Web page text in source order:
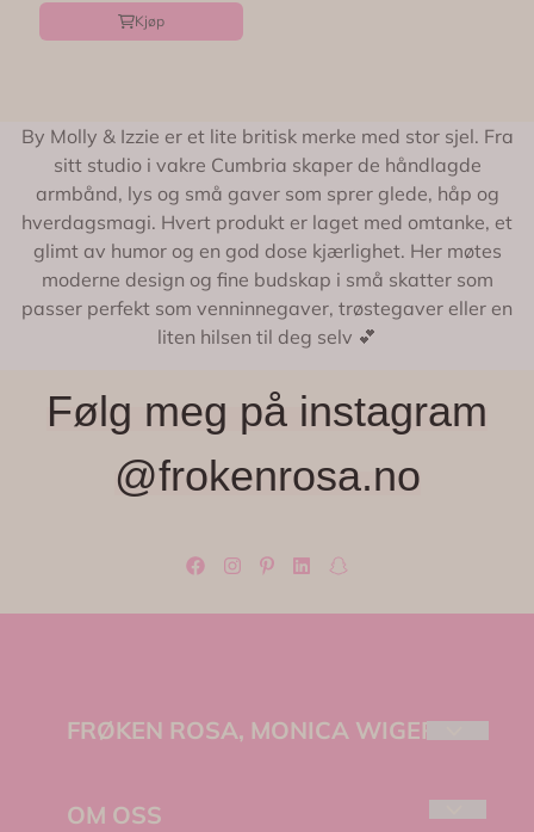
Kjøp
By Molly & Izzie er et lite britisk merke med stor sjel. Fra
sitt studio i vakre Cumbria skaper de håndlagde
armbånd, lys og små gaver som sprer glede, håp og
hverdagsmagi. Hvert produkt er laget med omtanke, et
glimt av humor og en god dose kjærlighet. Her møtes
moderne design og fine budskap i små skatter som
passer perfekt som venninnegaver, trøstegaver eller en
liten hilsen til deg selv 💕
Følg meg på instagram
@frokenrosa.no
FRØKEN ROSA, MONICA WIGER
univers fylt med farger, fine detaljer og unike
OM OSS